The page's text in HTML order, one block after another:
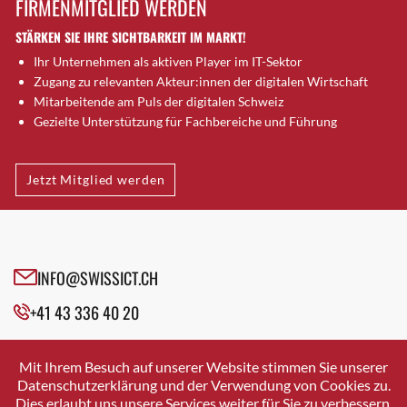
Brütten
Bubendorf
Bubikon
Buchs (SG)
Burgdorf
Bülach
Cazis
Cham
Davos Platz
Davos Platz 1
Dietikon
Dietlikon
FIRMENMITGLIED WERDEN
STÄRKEN SIE IHRE SICHTBARKEIT IM MARKT!
Ihr Unternehmen als aktiven Player im IT-Sektor
Zugang zu relevanten Akteur:innen der digitalen Wirtschaft
Mitarbeitende am Puls der digitalen Schweiz
Gezielte Unterstützung für Fachbereiche und Führung
Jetzt Mitglied werden
INFO@SWISSICT.CH
+41 43 336 40 20
SWISSICT
VULKANSTRASSE 120
8048 ZURICH
Mit Ihrem Besuch auf unserer Website stimmen Sie unserer
Datenschutzerklärung und der Verwendung von Cookies zu.
Dies erlaubt uns unsere Services weiter für Sie zu verbessern.